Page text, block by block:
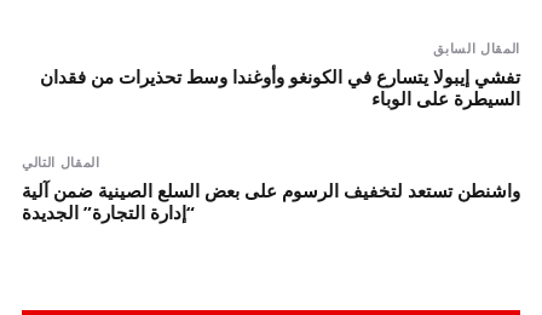
المقال السابق
تفشي إيبولا يتسارع في الكونغو وأوغندا وسط تحذيرات من فقدان
السيطرة على الوباء
المقال التالي
واشنطن تستعد لتخفيف الرسوم على بعض السلع الصينية ضمن آلية
“إدارة التجارة” الجديدة